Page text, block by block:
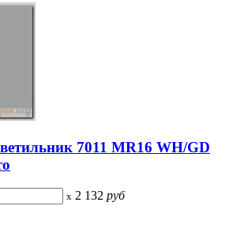
7011 MR16 WH/GD
x 2 132 руб